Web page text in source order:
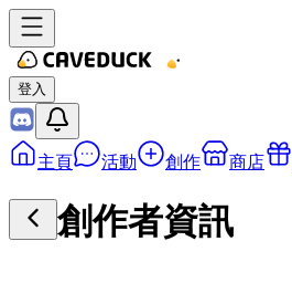
登入
主頁 活動 創作 商店
創作者資訊